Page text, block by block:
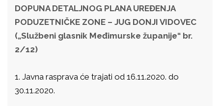
DOPUNA DETALJNOG PLANA UREĐENJA
PODUZETNIČKE ZONE – JUG DONJI VIDOVEC
(„Službeni glasnik Međimurske županije“ br.
2/12)
1. Javna rasprava će trajati od 16.11.2020. do
30.11.2020.